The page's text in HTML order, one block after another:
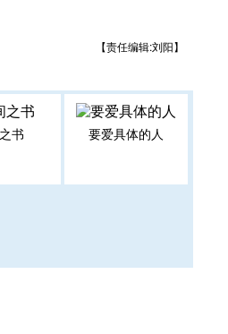
【责任编辑:刘阳】
书 要爱具体的人